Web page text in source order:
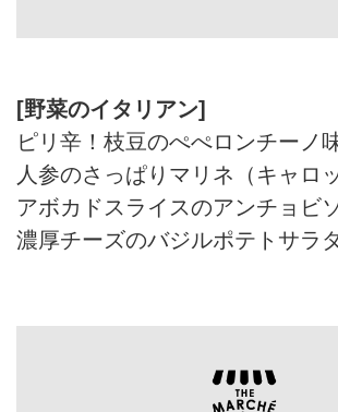
[野菜のイタリアン]
ピリ辛！枝豆のぺぺロンチーノ
人参のさっぱりマリネ（キャロ
アボカドスライスのアンチョビ
濃厚チーズのバジルポテトサラ